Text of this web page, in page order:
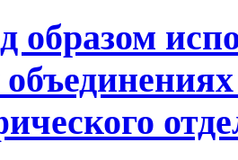
образом